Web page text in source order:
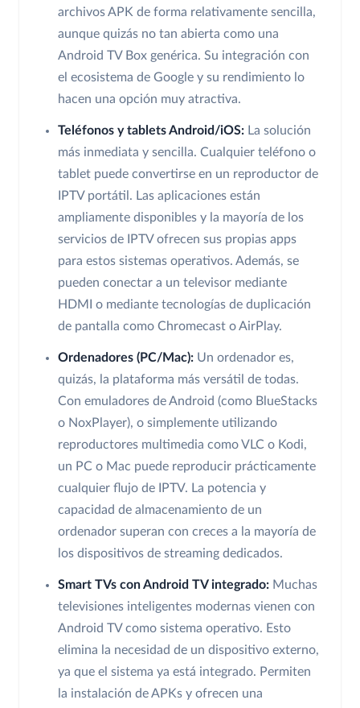
archivos APK de forma relativamente sencilla,
aunque quizás no tan abierta como una
Android TV Box genérica. Su integración con
el ecosistema de Google y su rendimiento lo
hacen una opción muy atractiva.
Teléfonos y tablets Android/iOS: La solución
más inmediata y sencilla. Cualquier teléfono o
tablet puede convertirse en un reproductor de
IPTV portátil. Las aplicaciones están
ampliamente disponibles y la mayoría de los
servicios de IPTV ofrecen sus propias apps
para estos sistemas operativos. Además, se
pueden conectar a un televisor mediante
HDMI o mediante tecnologías de duplicación
de pantalla como Chromecast o AirPlay.
Ordenadores (PC/Mac): Un ordenador es,
quizás, la plataforma más versátil de todas.
Con emuladores de Android (como BlueStacks
o NoxPlayer), o simplemente utilizando
reproductores multimedia como VLC o Kodi,
un PC o Mac puede reproducir prácticamente
cualquier flujo de IPTV. La potencia y
capacidad de almacenamiento de un
ordenador superan con creces a la mayoría de
los dispositivos de streaming dedicados.
Smart TVs con Android TV integrado: Muchas
televisiones inteligentes modernas vienen con
Android TV como sistema operativo. Esto
elimina la necesidad de un dispositivo externo,
ya que el sistema ya está integrado. Permiten
la instalación de APKs y ofrecen una